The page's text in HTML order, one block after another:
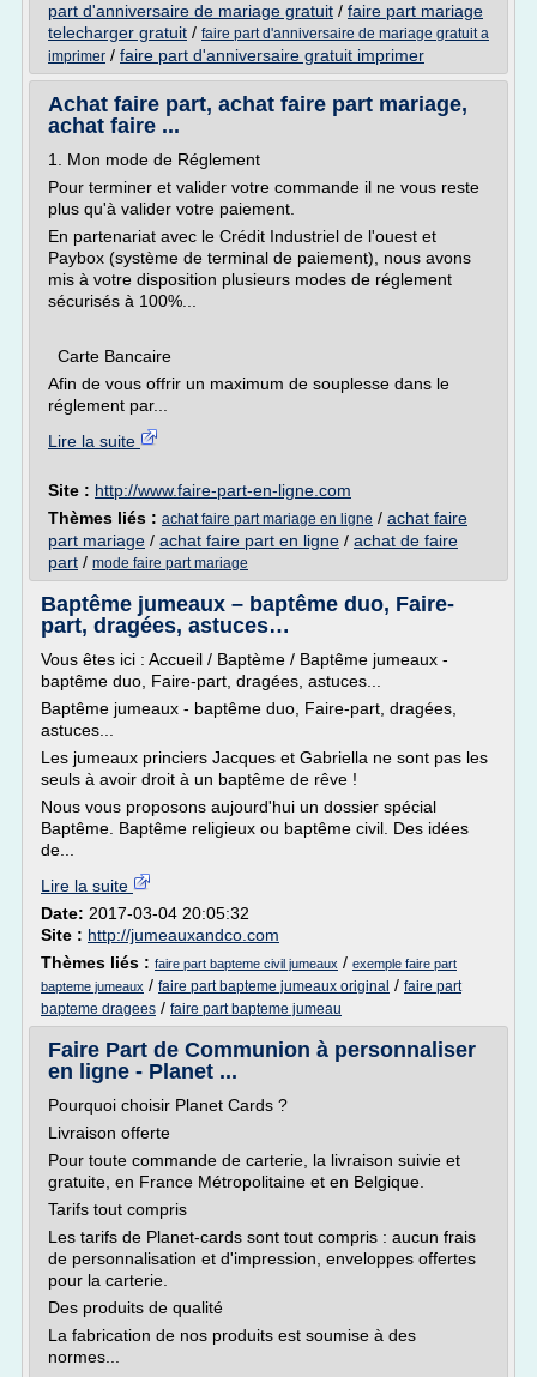
part d'anniversaire de mariage gratuit / faire part mariage
telecharger gratuit / faire part d'anniversaire de mariage gratuit a
imprimer / faire part d'anniversaire gratuit imprimer
Achat faire part, achat faire part mariage,
achat faire ...
1. Mon mode de Réglement
Pour terminer et valider votre commande il ne vous reste
plus qu'à valider votre paiement.
En partenariat avec le Crédit Industriel de l'ouest et
Paybox (système de terminal de paiement), nous avons
mis à votre disposition plusieurs modes de réglement
sécurisés à 100%...
Carte Bancaire
Afin de vous offrir un maximum de souplesse dans le
réglement par...
Lire la suite
Site : http://www.faire-part-en-ligne.com
Thèmes liés : achat faire part mariage en ligne / achat faire
part mariage / achat faire part en ligne / achat de faire
part / mode faire part mariage
Baptême jumeaux – baptême duo, Faire-
part, dragées, astuces…
Vous êtes ici : Accueil / Baptème / Baptême jumeaux -
baptême duo, Faire-part, dragées, astuces...
Baptême jumeaux - baptême duo, Faire-part, dragées,
astuces...
Les jumeaux princiers Jacques et Gabriella ne sont pas les
seuls à avoir droit à un baptême de rêve !
Nous vous proposons aujourd'hui un dossier spécial
Baptême. Baptême religieux ou baptême civil. Des idées
de...
Lire la suite
Date: 2017-03-04 20:05:32
Site : http://jumeauxandco.com
Thèmes liés : faire part bapteme civil jumeaux / exemple faire part
bapteme jumeaux / faire part bapteme jumeaux original / faire part
bapteme dragees / faire part bapteme jumeau
Faire Part de Communion à personnaliser
en ligne - Planet ...
Pourquoi choisir Planet Cards ?
Livraison offerte
Pour toute commande de carterie, la livraison suivie et
gratuite, en France Métropolitaine et en Belgique.
Tarifs tout compris
Les tarifs de Planet-cards sont tout compris : aucun frais
de personnalisation et d'impression, enveloppes offertes
pour la carterie.
Des produits de qualité
La fabrication de nos produits est soumise à des
normes...